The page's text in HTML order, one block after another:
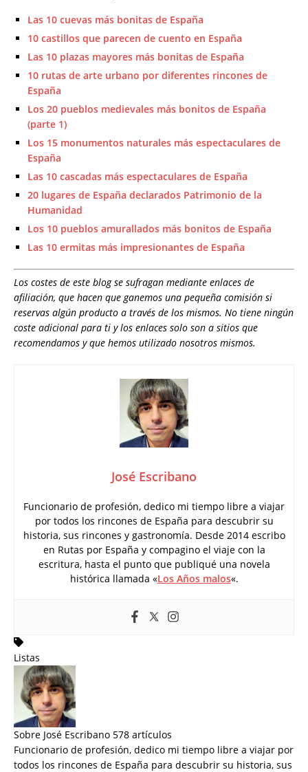
Las 10 cuevas más bonitas de España
10 castillos que parecen de cuento en España
Las 10 plazas mayores más bonitas de España
10 rutas de arte urbano por diferentes rincones de
España
Los 20 pueblos medievales más bonitos de España
(parte 1)
Los 15 monumentos naturales más espectaculares de
España
Las 10 cascadas más espectaculares de España
20 lugares de España declarados Patrimonio de la
Humanidad
Los 10 pueblos amurallados más bonitos de España
Las 10 ermitas más impresionantes de España
Los costes de este blog se sufragan mediante enlaces de
afiliación, que hacen que ganemos una pequeña comisión si
reservas algún producto a través de los mismos. No tiene ningún
coste adicional para ti y los enlaces solo son a sitios que
recomendamos y que hemos utilizado nosotros mismos.
José Escribano
Funcionario de profesión, dedico mi tiempo libre a viajar
por todos los rincones de España para descubrir su
historia, sus rincones y gastronomía. Desde 2014 escribo
en Rutas por España y compagino el viaje con la
escritura, hasta el punto que publiqué una novela
histórica llamada «Los Años malos«.
Listas
Sobre José Escribano 578 artículos
Funcionario de profesión, dedico mi tiempo libre a viajar por
todos los rincones de España para descubrir su historia, sus